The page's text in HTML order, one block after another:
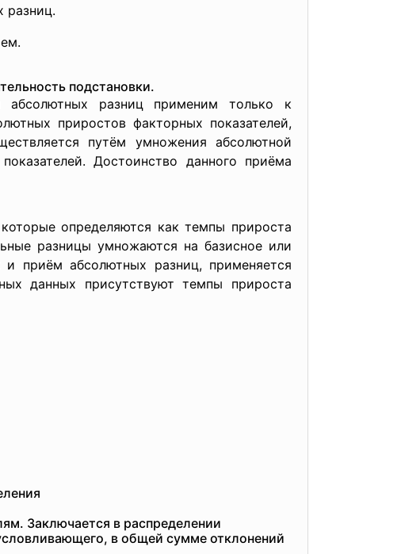
разниц.
подстановки.
разниц применим только к
приростов факторных показателей,
путём умножения абсолютной
Достоинство данного приёма
определяются как темпы прироста
разницы умножаются на базисное или
и приём абсолютных разниц, применяется
данных присутствуют темпы прироста
Заключается в распределении
в общей сумме отклонений